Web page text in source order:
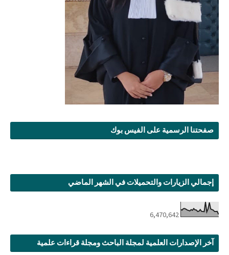
صفحتنا الرسمية على الفيس بوك
إجمالي الزيارات والتحميلات في الشهر الماضي
6,470,642
آخر الإصدارات العلمية لمجلة الباحث ومجلة قراءات علمية